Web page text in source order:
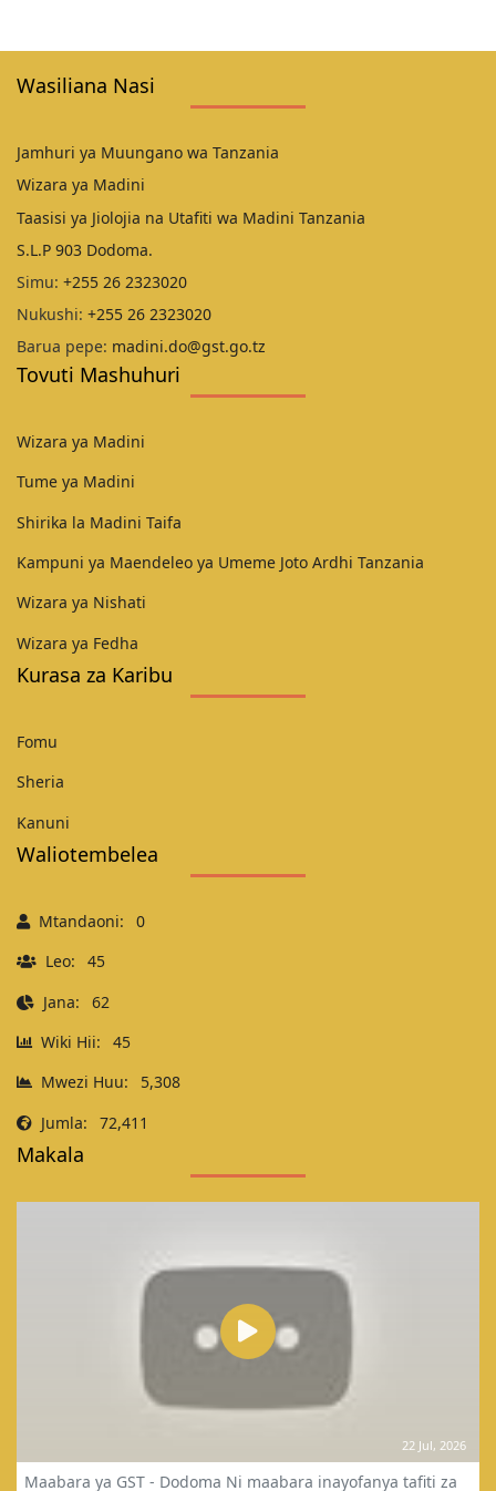
Wasiliana Nasi
Jamhuri ya Muungano wa Tanzania
Wizara ya Madini
Taasisi ya Jiolojia na Utafiti wa Madini Tanzania
S.L.P 903 Dodoma.
Simu: +255 26 2323020
Nukushi: +255 26 2323020
Barua pepe: madini.do@gst.go.tz
Tovuti Mashuhuri
Wizara ya Madini
Tume ya Madini
Shirika la Madini Taifa
Kampuni ya Maendeleo ya Umeme Joto Ardhi Tanzania
Wizara ya Nishati
Wizara ya Fedha
Kurasa za Karibu
Fomu
Sheria
Kanuni
Waliotembelea
Mtandaoni:
0
Leo:
45
Jana:
62
Wiki Hii:
45
Mwezi Huu:
5,308
Jumla:
72,411
Makala
22 Jul, 2026
Maabara ya GST - Dodoma Ni maabara inayofanya tafiti za